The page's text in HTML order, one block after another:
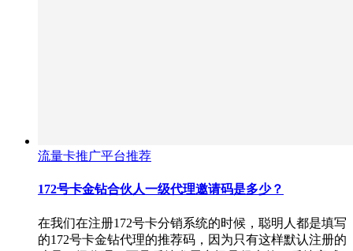
流量卡推广平台推荐
172号卡金钻合伙人一级代理邀请码是多少？
在我们在注册172号卡分销系统的时候，聪明人都是填写
的172号卡金钻代理的推荐码，因为只有这样默认注册的